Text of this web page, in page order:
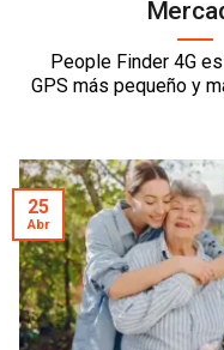
People Finder 4G
GPS más pequeño y
25
Abr